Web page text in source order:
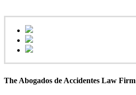
The Abogados de Accidentes Law Firm